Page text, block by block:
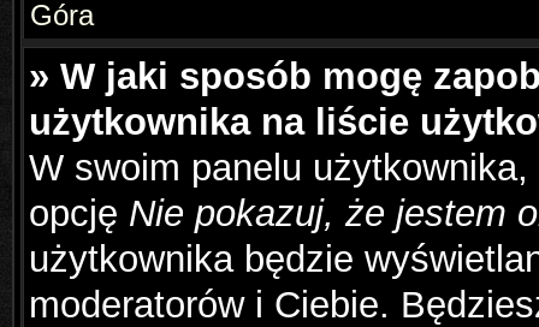
Góra
» W jaki sposób mogę
użytkownika na liście
W swoim panelu
opcję Nie pokazuj, że jestem
użytkownika będzie
moderatorów i Ciebie.